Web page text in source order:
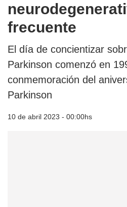
frecuente
El día de concientizar
Parkinson comenzó en
conmemoración del
Parkinson
10 de abril 2023 - 00:00hs